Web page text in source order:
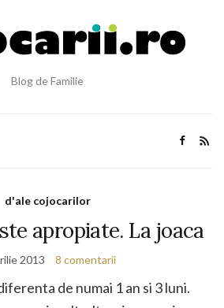
Blog de Familie
d'ale cojocarilor
apropiate. La joaca
2013 8 comentarii
de numai 1 an si 3 luni.